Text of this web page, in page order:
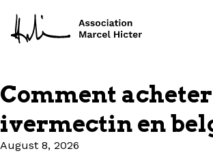
Formations
Comment
ivermectin en
August 8, 2026